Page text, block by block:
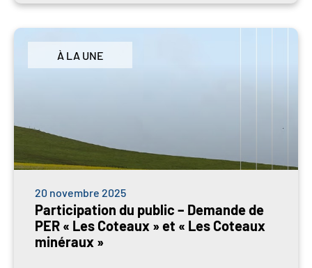
À LA UNE
20 novembre 2025
Participation du public – Demande de
PER « Les Coteaux » et « Les Coteaux
minéraux »